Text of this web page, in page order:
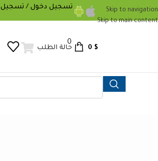
Skip to navigation
Skip to main content
تسجيل دخول / تسجيل
حالة الطلب
0
0 $